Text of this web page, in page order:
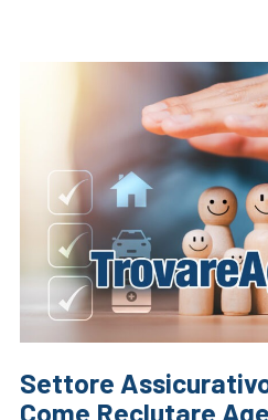
Settore
Come Reclutare